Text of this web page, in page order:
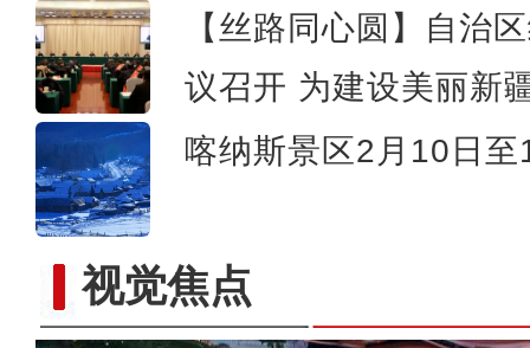
【丝路同心圆】自治
议召开 为建设美丽新
喀纳斯景区2月10日
视觉焦点【新春纪事】新疆喀什等